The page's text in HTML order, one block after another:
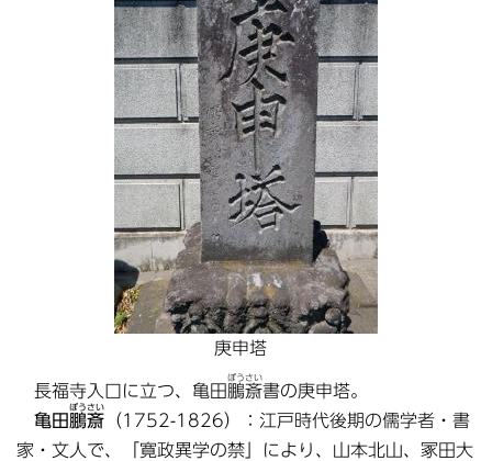
庚申塔
長福寺入口に立つ、亀田鵬斎
ぼうさい
書の庚申塔。
亀田鵬斎
ぼうさい
（1752-1826）：江戸時代後期の儒学者・書
家・文人で、「寛政異学の禁」により、山本北山、冢田大